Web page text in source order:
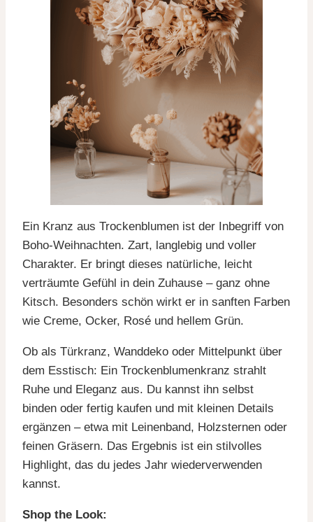
Ein Kranz aus Trockenblumen ist der Inbegriff von
Boho-Weihnachten. Zart, langlebig und voller
Charakter. Er bringt dieses natürliche, leicht
verträumte Gefühl in dein Zuhause – ganz ohne
Kitsch. Besonders schön wirkt er in sanften Farben
wie Creme, Ocker, Rosé und hellem Grün.
Ob als Türkranz, Wanddeko oder Mittelpunkt über
dem Esstisch: Ein Trockenblumenkranz strahlt
Ruhe und Eleganz aus. Du kannst ihn selbst
binden oder fertig kaufen und mit kleinen Details
ergänzen – etwa mit Leinenband, Holzsternen oder
feinen Gräsern. Das Ergebnis ist ein stilvolles
Highlight, das du jedes Jahr wiederverwenden
kannst.
Shop the Look: